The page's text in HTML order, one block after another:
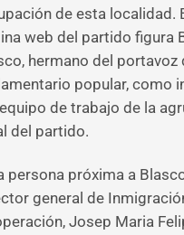
de esta localidad.
web del partido figura
hermano del portavoz
popular, como
de trabajo de la
del partido.
persona próxima a
general de
Josep Maria